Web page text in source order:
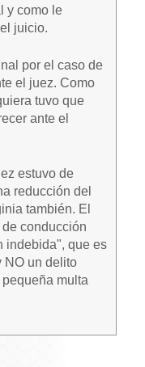
y como le
juicio.
por el caso de
el juez. Como
tuvo que
ante el
estuvo de
reducción del
también. El
conducción
indebida", que es
NO un delito
multa